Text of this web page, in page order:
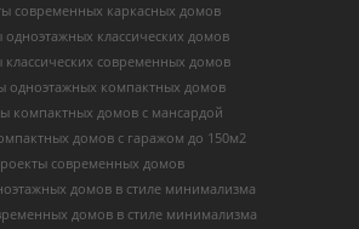
современных каркасных домов
одноэтажных классических домов
классических современных домов
одноэтажных компактных домов
компактных домов с мансардой
домов с гаражом до 150м2
современных домов
домов в стиле минимализма
домов в стиле минимализма